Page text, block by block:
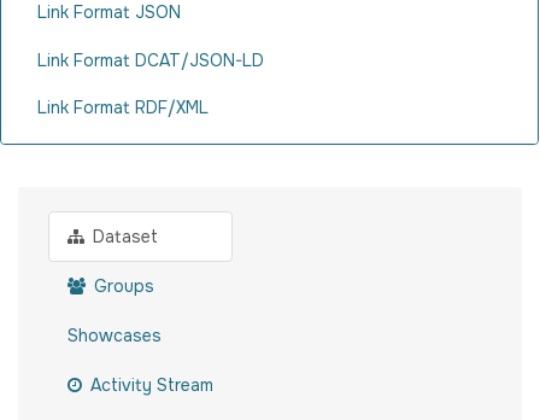
Link Format JSON
Link Format DCAT/JSON-LD
Link Format RDF/XML
Dataset
Groups
Showcases
Activity Stream